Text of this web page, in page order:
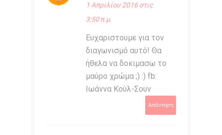
1 Απριλίου 2016 στις
3:50 π.μ.
Ευχαριστουμε για τον
διαγωνισμό αυτό! Θα
ήθελα να δοκιμασω το
μαύρο χρώμα ;) :) fb:
Ιωάννα Κούλ-Σουν
Απάντηση